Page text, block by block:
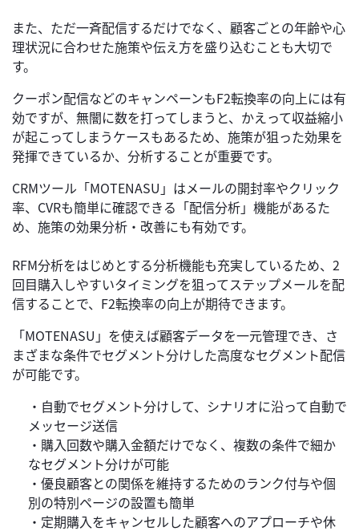
また、ただ一斉配信するだけでなく、顧客ごとの年齢や心
理状況に合わせた施策や伝え方を盛り込むことも大切で
す。
クーポン配信などのキャンペーンもF2転換率の向上には有
効ですが、無闇に数を打ってしまうと、かえって収益縮小
が起こってしまうケースもあるため、施策が狙った効果を
発揮できているか、分析することが重要です。
CRMツール「MOTENASU」はメールの開封率やクリック
率、CVRも簡単に確認できる「配信分析」機能があるた
め、施策の効果分析・改善にも有効です。
RFM分析をはじめとする分析機能も充実しているため、2
回目購入しやすいタイミングを狙ってステップメールを配
信することで、F2転換率の向上が期待できます。
「MOTENASU」を使えば顧客データを一元管理でき、さ
まざまな条件でセグメント分けした高度なセグメント配信
が可能です。
・自動でセグメント分けして、シナリオに沿って自動で
メッセージ送信
・購入回数や購入金額だけでなく、複数の条件で細か
なセグメント分けが可能
・優良顧客との関係を維持するためのランク付与や個
別の特別ページの設置も簡単
・定期購入をキャンセルした顧客へのアプローチや休